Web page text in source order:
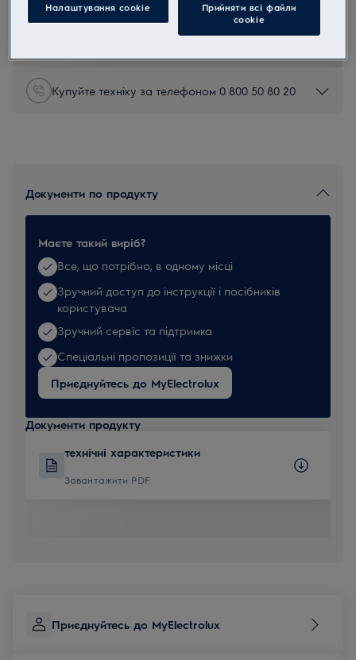
0 (0)
Купуйте техніку за телефоном 0 800 50 80 20
Документи по продукту
Маєте такий виріб?
Все, що потрібно, в одному місці
Зручний доступ до інструкції і посібників
користувача
Зручний сервіс та підтримка
Спеціальні пропозиції та знижки
Приєднуйтесь до MyElectrolux
Документи продукту
технічні характеристики
Завантажити PDF
Приєднуйтесь до MyElectrolux
Налаштування cookie
Прийняти всі файли
сookie